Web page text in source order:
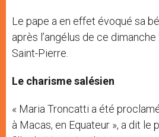
Le pape a en effet évoqué sa
après l’angélus de ce
Saint-Pierre.
Le charisme salésien
« Maria Troncatti a été
à Macas, en Equateur », a dit le